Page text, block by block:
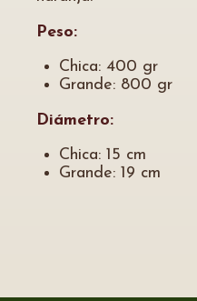
Peso:
Chica: 400 gr
Grande: 800 gr
Diámetro:
Chica: 15 cm
Grande: 19 cm